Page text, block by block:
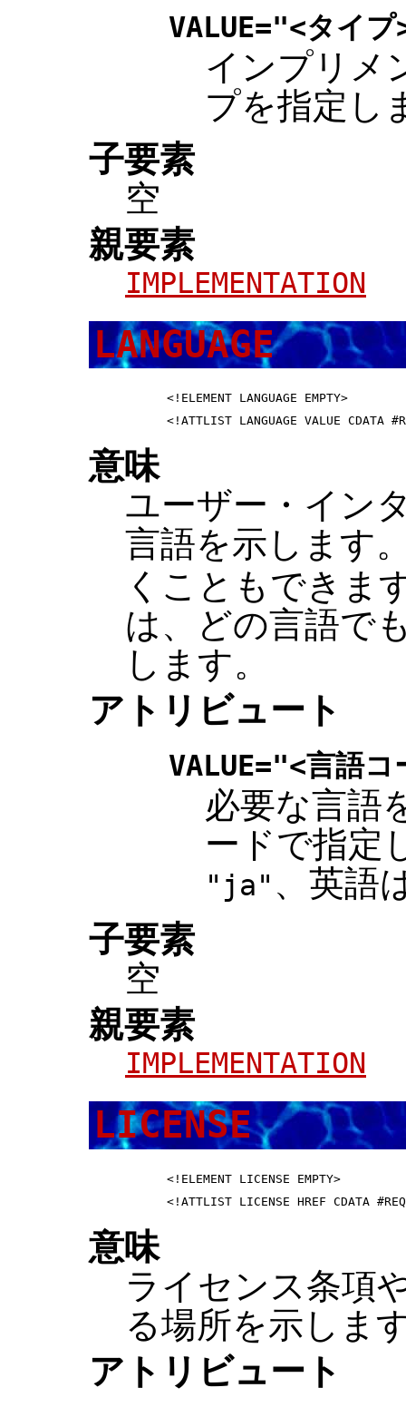
VALUE="<タイ
インプリメ
プを指定し
子要素
空
親要素
IMPLEMENTATION
LANGUAGE
<!ELEMENT LANGUAGE
意味
ユーザー・イン
言語を示します
くこともできま
は、どの言語で
します。
アトリビュート
VALUE="<言語
必要な言語
ードで指定
"ja" 、英語
子要素
空
親要素
IMPLEMENTATION
LICENSE
<!ELEMENT LICENSE
意味
ライセンス条項
る場所を示しま
アトリビュート